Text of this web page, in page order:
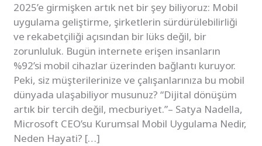
2025’e girmişken artık net bir şey biliyoruz: Mobil
uygulama geliştirme, şirketlerin sürdürülebilirliği
ve rekabetçiliği açısından bir lüks değil, bir
zorunluluk. Bugün internete erişen insanların
%92’si mobil cihazlar üzerinden bağlantı kuruyor.
Peki, siz müşterilerinize ve çalışanlarınıza bu mobil
dünyada ulaşabiliyor musunuz? “Dijital dönüşüm
artık bir tercih değil, mecburiyet.”– Satya Nadella,
Microsoft CEO’su Kurumsal Mobil Uygulama Nedir,
Neden Hayati? […]